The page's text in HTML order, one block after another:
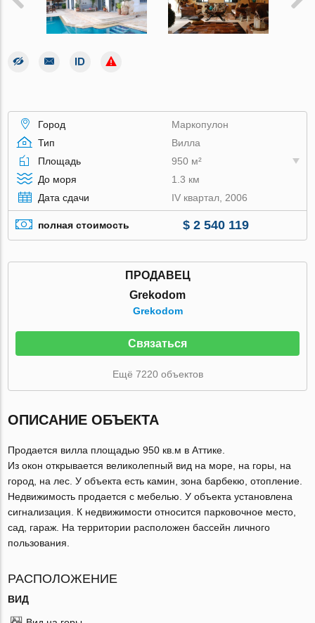
Город
Маркопулон
Тип
Вилла
Площадь
950 м²
До моря
1.3 км
Дата сдачи
IV квартал, 2006
полная стоимость $ 2 540 119
ПРОДАВЕЦ
Grekodom
Grekodom
Связаться
Ещё 7220 объектов
ОПИСАНИЕ ОБЪЕКТА
Продается вилла площадью 950 кв.м в Аттике.
Из окон открывается великолепный вид на море, на горы, на
город, на лес. У объекта есть камин, зона барбекю, отопление.
Недвижимость продается с мебелью. У объекта установлена
сигнализация. К недвижимости относится парковочное место,
сад, гараж. На территории расположен бассейн личного
пользования.
РАСПОЛОЖЕНИЕ
ВИД